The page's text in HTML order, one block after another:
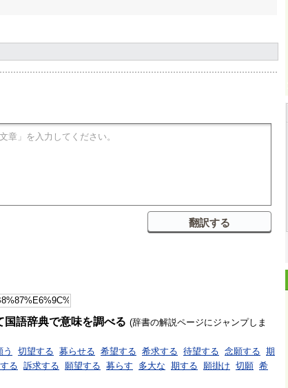
国語辞典で意味を調べる (辞書の解説ページにジャンプしま
う 切望する 募らせる 希望する 希求する 待望する 念願する 期
る 訴求する 願望する 募らす 多大な 期する 願掛け 切願 希